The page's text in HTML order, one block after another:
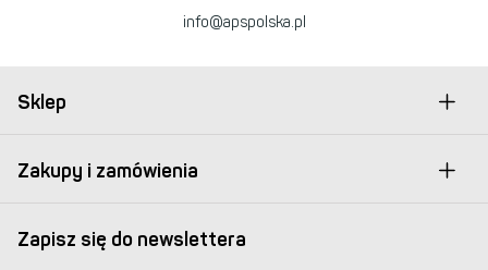
info@apspolska.pl
Sklep
Zakupy i zamówienia
Zapisz się do newslettera